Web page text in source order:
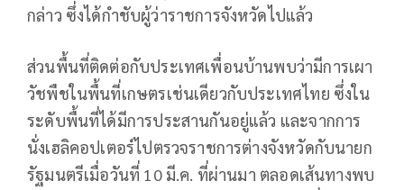
กล่าว ซึ่งได้กำชับผู้ว่าราชการจังหวัดไปแล้ว
ส่วนพื้นที่ติดต่อกับประเทศเพื่อนบ้านพบว่ามีการเผา
วัชพืชในพื้นที่เกษตรเช่นเดียวกับประเทศไทย ซึ่งใน
ระดับพื้นที่ได้มีการประสานกันอยู่แล้ว และจากการ
นั่งเฮลิคอปเตอร์ไปตรวจราชการต่างจังหวัดกับนายก
รัฐมนตรีเมื่อวันที่ 10 มี.ค. ที่ผ่านมา ตลอดเส้นทางพบ